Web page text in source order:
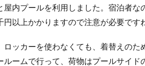
内プールを利用しました。宿泊者な
以上かかりますので注意が必要です
ッカーを使わなくても、着替えのた
ームで行って、荷物はプールサイド